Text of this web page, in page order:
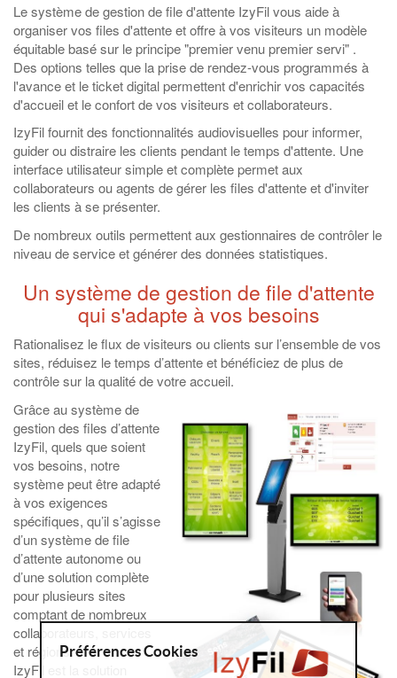
Le système de gestion de file d'attente IzyFil vous aide à
organiser vos files d'attente et offre à vos visiteurs un modèle
équitable basé sur le principe "premier venu premier servi" .
Des options telles que la prise de rendez-vous programmés à
l'avance et le ticket digital permettent d'enrichir vos capacités
d'accueil et le confort de vos visiteurs et collaborateurs.
IzyFil fournit des fonctionnalités audiovisuelles pour informer,
guider ou distraire les clients pendant le temps d'attente. Une
interface utilisateur simple et complète permet aux
collaborateurs ou agents de gérer les files d'attente et d'inviter
les clients à se présenter.
De nombreux outils permettent aux gestionnaires de contrôler le
niveau de service et générer des données statistiques.
Un système de gestion de file d'attente
qui s'adapte à vos besoins
Rationalisez le flux de visiteurs ou clients sur l’ensemble de vos
sites, réduisez le temps d’attente et bénéficiez de plus de
contrôle sur la qualité de votre accueil.
Grâce au système de
gestion des files d’attente
IzyFil, quels que soient
vos besoins, notre
système peut être adapté
à vos exigences
spécifiques, qu’il s’agisse
d’un système de file
d’attente autonome ou
d’une solution complète
pour plusieurs sites
comptant de nombreux
collaborateurs, services
et régions.
IzyFil est la solution
Préférences Cookies